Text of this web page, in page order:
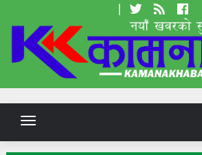
|
Toggle
navigation